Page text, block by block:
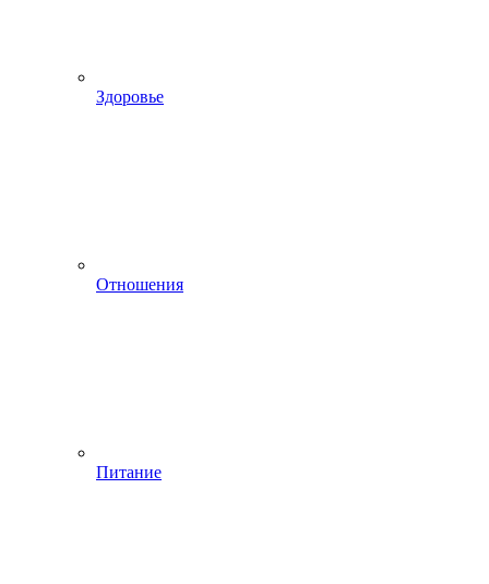
Здоровье
Отношения
Питание